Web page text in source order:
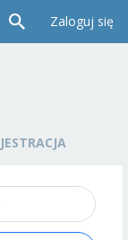
Zaloguj się